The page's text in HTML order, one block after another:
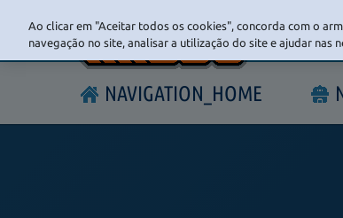
NAVIGATION_HOME
Ao clicar em "Aceitar todos os cookies", concorda com o
navegação no site, analisar a utilização do site e ajudar nas